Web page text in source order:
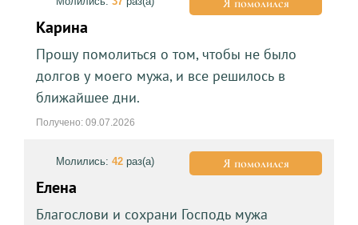
Карина
Прошу помолиться о том, чтобы не было
долгов у моего мужа, и все решилось в
ближайшее дни.
Получено: 09.07.2026
Я помолился
Молились: 42раз(а)
Елена
Благослови и сохрани Господь мужа